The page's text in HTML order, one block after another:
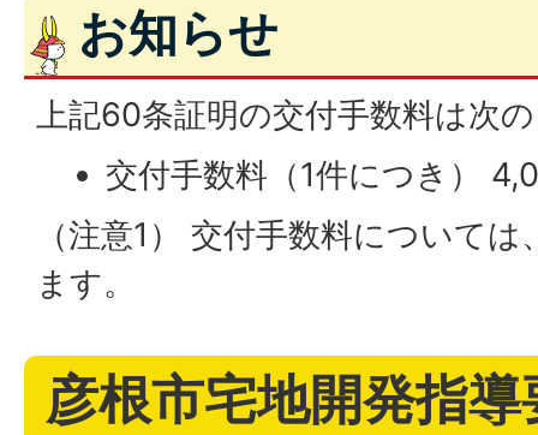
お知らせ
上記60条証明の交付手数料は次
交付手数料（1件につき）
（注意1） 交付手数料について
ます。
彦根市宅地開発指